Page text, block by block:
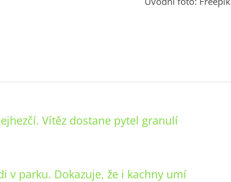
Vítěz dostane pytel granulí
v parku. Dokazuje, že i kachny umí